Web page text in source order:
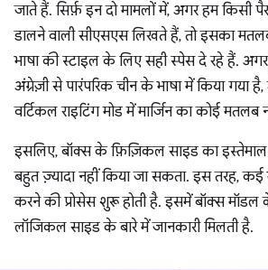
जाते हैं. सिर्फ़ इन दो मामलों में, अगर हम किसी
डालने वाली सीएसएस लिखते हैं, तो इसका
भाषा की स्टाइल के लिए सही स्पेस दे रहे हैं.
अंग्रेज़ी से पारंपरिक चीन के भाषा में किया गया
वर्टिकल राइटिंग मोड में मार्जिन का कोई मतलब
इसलिए, बॉक्स के फ़िज़िकल साइड का इस्तेमाल
बहुत ज़्यादा नहीं किया जा सकता. इस तरह,
करने की प्रोसेस शुरू होती है. इसमें बॉक्स
लॉजिकल साइड के बारे में जानकारी मिलती है.